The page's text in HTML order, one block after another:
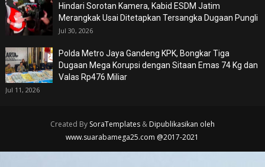
Hindari Sorotan Kamera, Kabid ESDM Jatim
Merangkak Usai Ditetapkan Tersangka Dugaan Pungli
Jul 30, 2026
Polda Metro Jaya Gandeng KPK, Bongkar Tiga
Dugaan Mega Korupsi dengan Sitaan Emas 74 Kg dan
Valas Rp476 Miliar
Jul 11, 2026
Created By SoraTemplates& Dipublikasikan oleh
www.suarabamega25.com @2017-2021